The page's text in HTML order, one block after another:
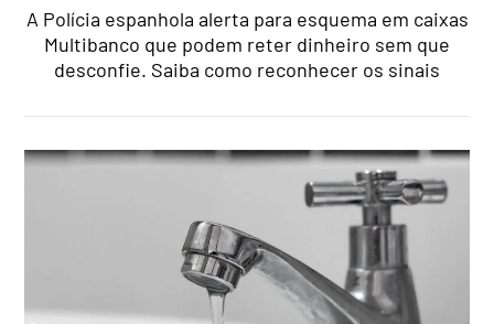
A Polícia espanhola alerta para esquema em caixas
Multibanco que podem reter dinheiro sem que
desconfie. Saiba como reconhecer os sinais